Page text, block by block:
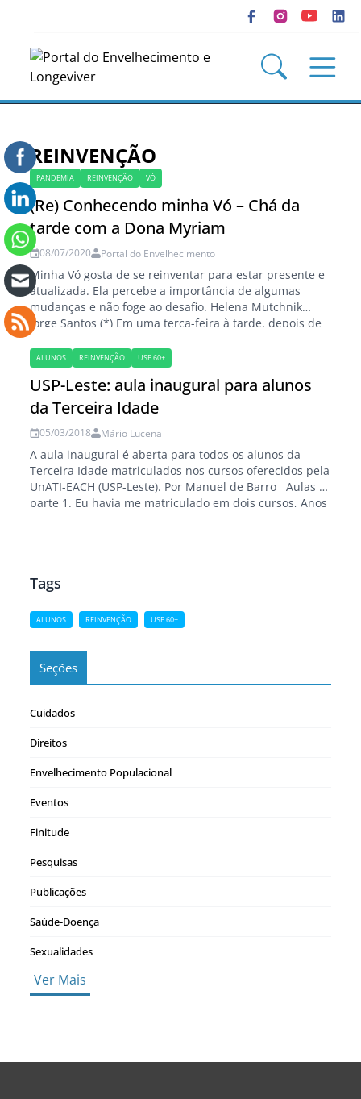
REINVENÇÃO
PANDEMIA REINVENÇÃO VÓ
(Re) Conhecendo minha Vó – Chá da
tarde com a Dona Myriam
08/07/2020 Portal do Envelhecimento
Minha Vó gosta de se reinventar para estar presente e
atualizada. Ela percebe a importância de algumas
mudanças e não foge ao desafio. Helena Mutchnik
Jorge Santos (*) Em uma terça-feira à tarde, depois de
3 meses sem vê-la ao vivo, vou ao encontro da minha
Vó, Dona Myriam. Ficamos no térreo do prédio em…
ALUNOS REINVENÇÃO USP 60+
USP-Leste: aula inaugural para alunos
da Terceira Idade
05/03/2018 Mário Lucena
A aula inaugural é aberta para todos os alunos da
Terceira Idade matriculados nos cursos oferecidos pela
UnATI-EACH (USP-Leste). Por Manuel de Barro Aulas –
parte 1. Eu havia me matriculado em dois cursos, Anos
Tags
ALUNOS REINVENÇÃO USP 60+
Seções
Cuidados
Direitos
Envelhecimento Populacional
Eventos
Finitude
Pesquisas
Publicações
Saúde-Doença
Sexualidades
Ver Mais